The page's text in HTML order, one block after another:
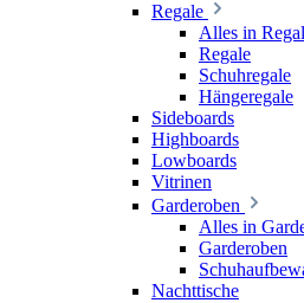
Regale
Alles in
Regale
Schuhregale
Hängeregale
Sideboards
Highboards
Lowboards
Vitrinen
Garderoben
Alles in
Garderoben
Nachttische